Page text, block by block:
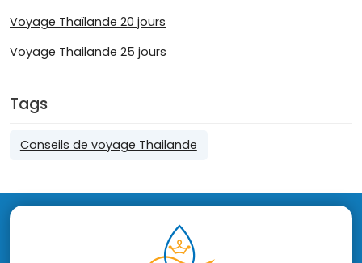
Voyage Thaïlande 20 jours
Voyage Thailande 25 jours
Tags
Conseils de voyage Thailande